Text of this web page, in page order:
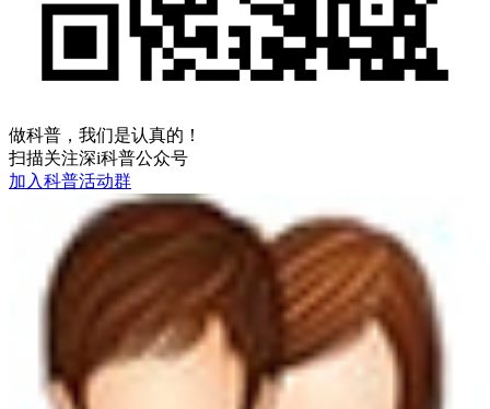
做科普，我们是认真的！
扫描关注深i科普公众号
加入科普活动群